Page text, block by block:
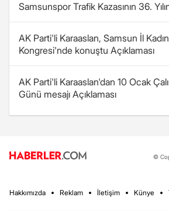
Samsunspor Trafik Kazasının 36.
AK Parti'li Karaaslan, Samsun İl Kadın
Kongresi'nde konuştu Açıklaması
AK Parti'li Karaaslan'dan 10 Ocak
Günü mesajı Açıklaması
©
Hakkımızda Reklam İletişim Künye